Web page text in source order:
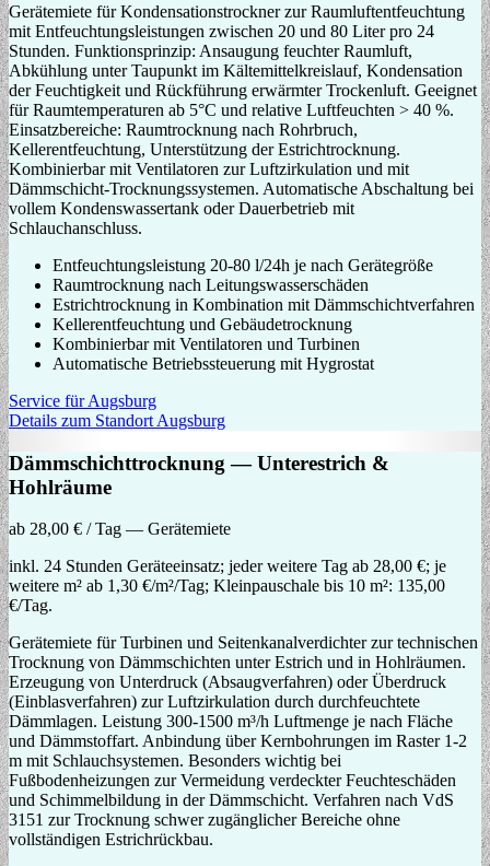
Gerätemiete für Kondensationstrockner zur Raumluftentfeuchtung
mit Entfeuchtungsleistungen zwischen 20 und 80 Liter pro 24
Stunden. Funktionsprinzip: Ansaugung feuchter Raumluft,
Abkühlung unter Taupunkt im Kältemittelkreislauf, Kondensation
der Feuchtigkeit und Rückführung erwärmter Trockenluft. Geeignet
für Raumtemperaturen ab 5°C und relative Luftfeuchten > 40 %.
Einsatzbereiche: Raumtrocknung nach Rohrbruch,
Kellerentfeuchtung, Unterstützung der Estrichtrocknung.
Kombinierbar mit Ventilatoren zur Luftzirkulation und mit
Dämmschicht-Trocknungssystemen. Automatische Abschaltung bei
vollem Kondenswassertank oder Dauerbetrieb mit
Schlauchanschluss.
Entfeuchtungsleistung 20-80 l/24h je nach Gerätegröße
Raumtrocknung nach Leitungswasserschäden
Estrichtrocknung in Kombination mit Dämmschichtverfahren
Kellerentfeuchtung und Gebäudetrocknung
Kombinierbar mit Ventilatoren und Turbinen
Automatische Betriebssteuerung mit Hygrostat
Service für Augsburg
Details zum Standort Augsburg
Dämmschichttrocknung — Unterestrich &
Hohlräume
ab 28,00 € / Tag — Gerätemiete
inkl. 24 Stunden Geräteeinsatz; jeder weitere Tag ab 28,00 €; je
weitere m² ab 1,30 €/m²/Tag; Kleinpauschale bis 10 m²: 135,00
€/Tag.
Gerätemiete für Turbinen und Seitenkanalverdichter zur technischen
Trocknung von Dämmschichten unter Estrich und in Hohlräumen.
Erzeugung von Unterdruck (Absaugverfahren) oder Überdruck
(Einblasverfahren) zur Luftzirkulation durch durchfeuchtete
Dämmlagen. Leistung 300-1500 m³/h Luftmenge je nach Fläche
und Dämmstoffart. Anbindung über Kernbohrungen im Raster 1-2
m mit Schlauchsystemen. Besonders wichtig bei
Fußbodenheizungen zur Vermeidung verdeckter Feuchteschäden
und Schimmelbildung in der Dämmschicht. Verfahren nach VdS
3151 zur Trocknung schwer zugänglicher Bereiche ohne
vollständigen Estrichrückbau.